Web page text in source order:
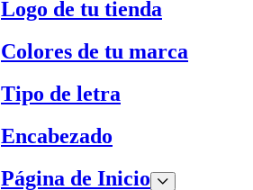
Logo de tu tienda
Colores de tu marca
Tipo de letra
Encabezado
Página de Inicio